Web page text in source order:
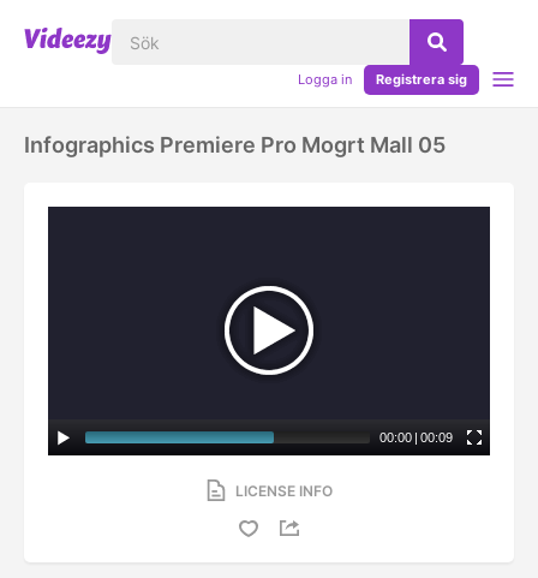
Logga in Registrera sig
Infographics Premiere Pro Mogrt Mall 05
00:00 | 00:09
LICENSE INFO